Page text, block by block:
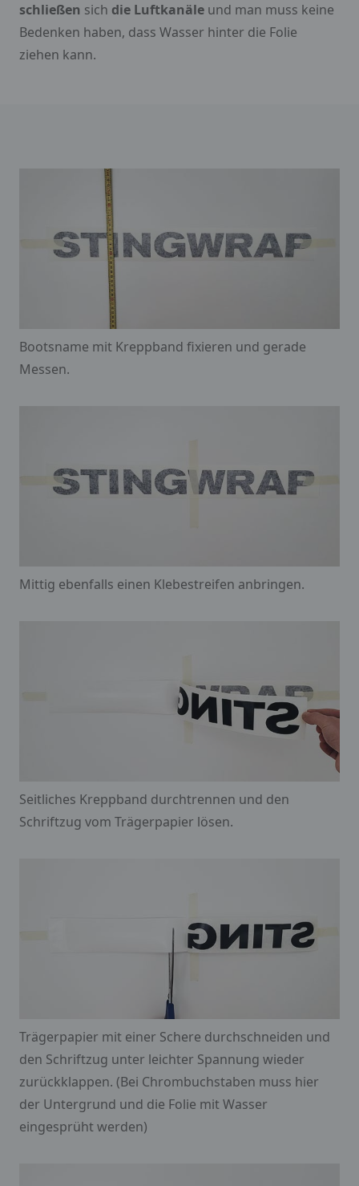
schließen sich die Luftkanäle und man muss keine
Bedenken haben, dass Wasser hinter die Folie
ziehen kann.
Bootsname mit Kreppband fixieren und gerade
Messen.
Mittig ebenfalls einen Klebestreifen anbringen.
Seitliches Kreppband durchtrennen und den
Schriftzug vom Trägerpapier lösen.
Trägerpapier mit einer Schere durchschneiden und
den Schriftzug unter leichter Spannung wieder
zurückklappen. (Bei Chrombuchstaben muss hier
der Untergrund und die Folie mit Wasser
eingesprüht werden)